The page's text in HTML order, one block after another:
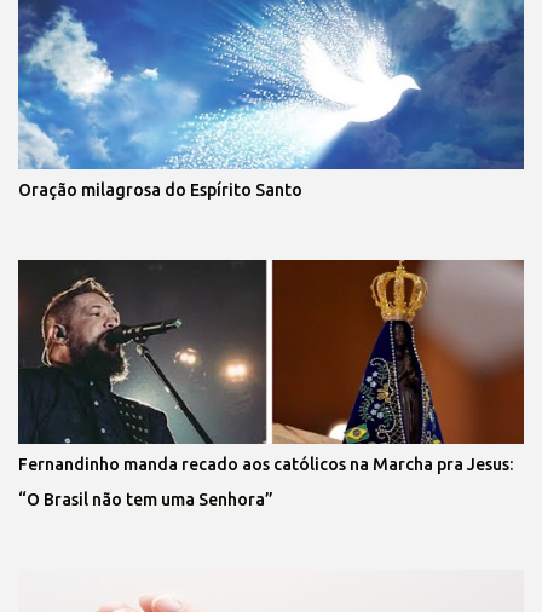
Oração milagrosa do Espírito Santo
Fernandinho manda recado aos católicos na Marcha pra Jesus:
“O Brasil não tem uma Senhora”